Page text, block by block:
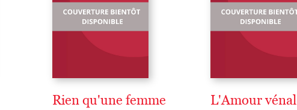
Rien qu'une femme L'Amour vénal